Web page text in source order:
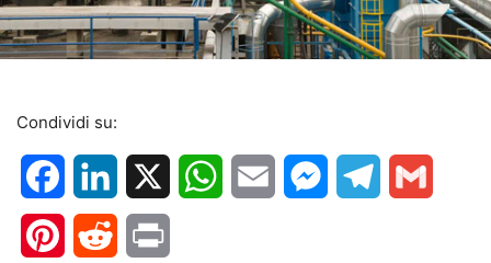
Condividi su:
FacebookLinkedIn WhatsApp
Email MessengerTelegram
PinterestReddit